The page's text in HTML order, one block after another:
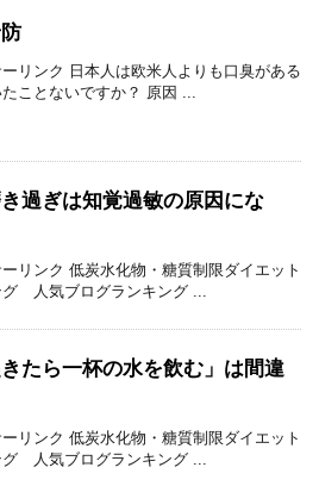
ーリンク 日本人は欧米人よりも口臭がある
ことないですか？ 原因 ...
過ぎは知覚過敏の原因にな
リンク 低炭水化物・糖質制限ダイエット
グ 人気ブログランキング ...
きたら一杯の水を飲む」は間違
リンク 低炭水化物・糖質制限ダイエット
グ 人気ブログランキング ...